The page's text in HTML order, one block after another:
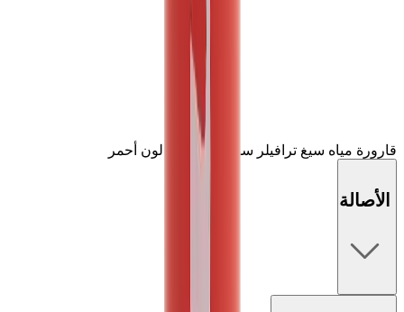
قارورة مياه سيغ ترافيلر سوبريم 0.6 لتر لون أحمر
الأصالة